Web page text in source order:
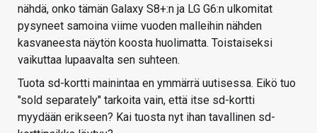
nähdä, onko tämän Galaxy S8+:n ja LG G6:n ulkomitat
pysyneet samoina viime vuoden malleihin nähden
kasvaneesta näytön koosta huolimatta. Toistaiseksi
vaikuttaa lupaavalta sen suhteen.
Tuota sd-kortti mainintaa en ymmärrä uutisessa. Eikö tuo
"sold separately" tarkoita vain, että itse sd-kortti
myydään erikseen? Kai tuosta nyt ihan tavallinen sd-